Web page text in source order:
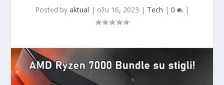
Posted by aktual | ožu 16, 2023 | Tech | 0 |